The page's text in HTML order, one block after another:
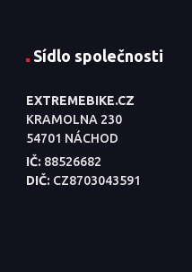
Sídlo společnosti
EXTREMEBIKE.CZ
KRAMOLNA 230
54701 NÁCHOD
IČ: 88526682
DIČ: CZ8703043591